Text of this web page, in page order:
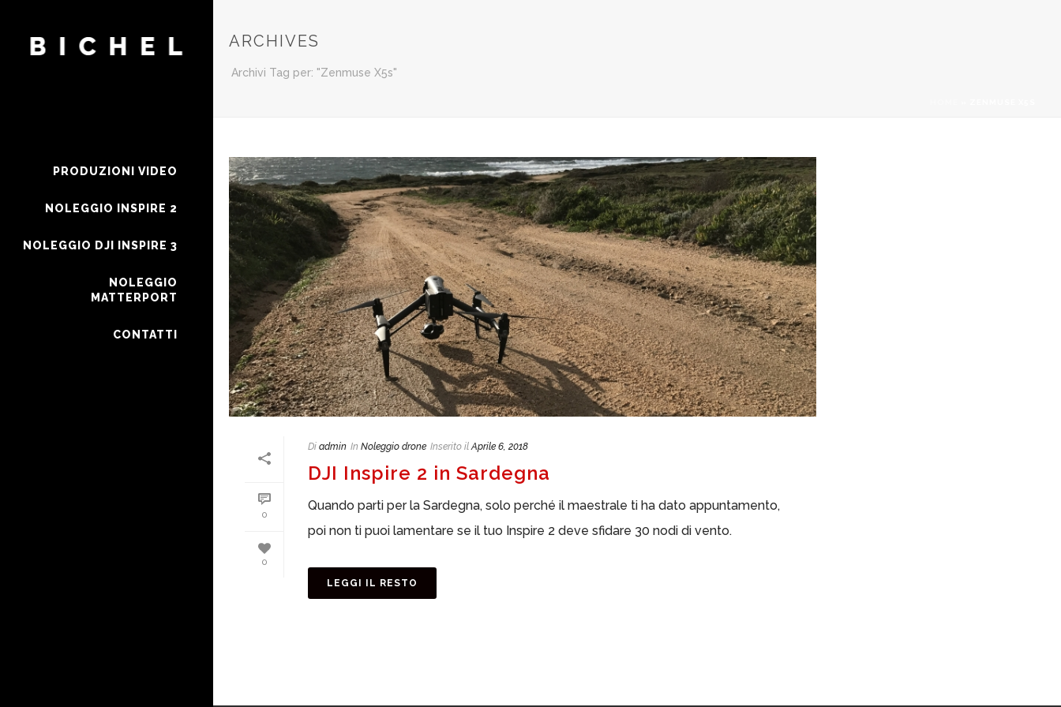
PRODUZIONI VIDEO
NOLEGGIO INSPIRE 2
NOLEGGIO DJI INSPIRE 3
NOLEGGIO
MATTERPORT
CONTATTI
ARCHIVES
Archivi Tag per: "Zenmuse X5s"
0
0
Di admin In Noleggio drone Inserito il Aprile 6, 2018
DJI Inspire 2 in Sardegna
Quando parti per la Sardegna, solo perché il maestrale ti ha dato appuntamento,
poi non ti puoi lamentare se il tuo Inspire 2 deve sfidare 30 nodi di vento.
LEGGI IL RESTO